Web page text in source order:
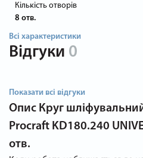
Кількість отворів
8 отв.
Всі характеристики
Відгуки 0
Показати всі відгуки
Опис Круг
Procraft KD180.240
отв.